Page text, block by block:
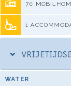
70
1
WATER